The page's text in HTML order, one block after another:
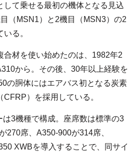
して乗せる最初の機体となる見込
（MSN1）と2機目（MSN3）の2
る。
材を使い始めたのは、1982年2
から。その後、30年以上経験を
の胴体にはエアバス初となる炭素
）を採用している。
3機種で構成。座席数は標準の3
270席、A350-900が314席、
XWBを導入することで、同サイ